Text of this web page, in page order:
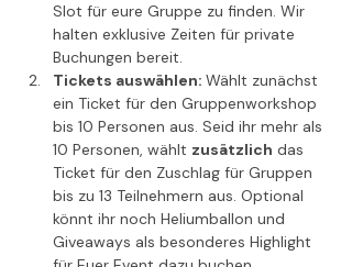
Slot für eure Gruppe zu finden. Wir
halten exklusive Zeiten für private
Buchungen bereit.
Tickets auswählen: Wählt zunächst
ein Ticket für den Gruppenworkshop
bis 10 Personen aus. Seid ihr mehr als
10 Personen, wählt zusätzlich das
Ticket für den Zuschlag für Gruppen
bis zu 13 Teilnehmern aus. Optional
könnt ihr noch Heliumballon und
Giveaways als besonderes Highlight